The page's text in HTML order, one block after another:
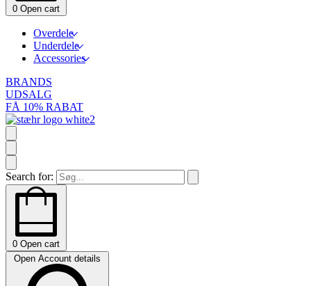
0 Open cart
Overdele
Underdele
Accessories
BRANDS
UDSALG
FÅ 10% RABAT
Search for:
0 Open cart
Open Account details